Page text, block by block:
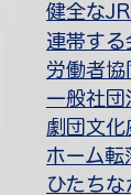
健全な
連帯する
労働者協
一般社
劇団文化
ホーム転
ひたち